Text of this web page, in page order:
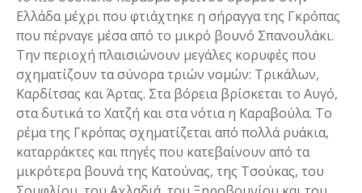
Ελλάδα μέχρι που φτιάχτηκε η σήραγγα της Γκρόπας
που πέρναγε μέσα από το μικρό βουνό Σπανουλάκι.
Την περιοχή πλαισιώνουν μεγάλες κορυφές που
σχηματίζουν τα σύνορα τριών νομών: Τρικάλων,
Καρδίτσας και Άρτας. Στα βόρεια βρίσκεται το Αυγό,
στα δυτικά το Χατζή και στα νότια η Καραβούλα. Το
ρέμα της Γκρόπας σχηματίζεται από πολλά ρυάκια,
καταρράκτες και πηγές που κατεβαίνουν από τα
μικρότερα βουνά της Κατούνας, της Τσούκας, του